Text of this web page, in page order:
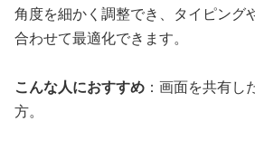
角度を細かく調整でき、タイピング
合わせて最適化できます。
こんな人におすすめ ：画面を共有し
方。